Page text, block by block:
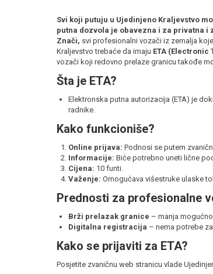
Svi koji putuju u Ujedinjeno Kraljevstvo
putna dozvola je obavezna i za privatna i
Znači, svi profesionalni vozači iz zemalja
Kraljevstvo trebaće da imaju ETA
vozači koji redovno prelaze granicu takođe
Šta je ETA?
Elektronska putna autorizacija (ETA) je
radnike.
Kako funkcioniše?
Online prijava: Podnosi se putem
Informacije: Biće potrebno uneti lične
Cijena: 10 funti.
Važenje: Omogućava višestruke ulaske
Prednosti za profesionalne
Brži prelazak granice – manja
Digitalna registracija – nema potrebe
Kako se prijaviti za ETA?
Posjetite zvaničnu web stranicu vlade